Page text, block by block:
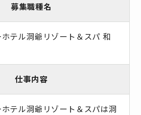
募集職種名
テル洞爺リゾート＆スパ 和
仕事内容
テル洞爺リゾート＆スパは洞